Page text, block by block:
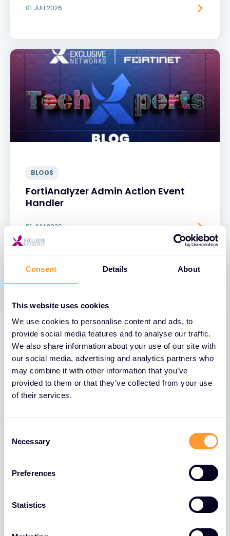
Consent Details About
This website uses cookies
We use cookies to personalise content and ads, to
provide social media features and to analyse our traffic.
We also share information about your use of our site with
our social media, advertising and analytics partners who
may combine it with other information that you’ve
provided to them or that they’ve collected from your use
of their services.
Necessary
Preferences
Statistics
01 JULI 2026
BLOGS
FortiAnalyzer Admin Action Event
Handler
01 JULI 2026
BLOGS